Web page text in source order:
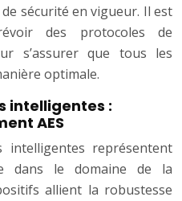
sécurité en vigueur. Il est
des protocoles de
s’assurer que tous les
optimale.
intelligentes :
AES
intelligentes représentent
dans le domaine de la
allient la robustesse